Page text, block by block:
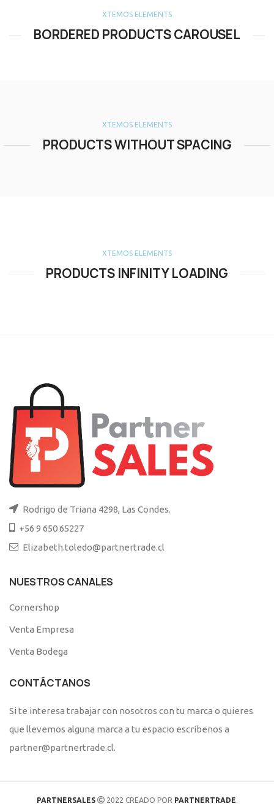
XTEMOS ELEMENTS
BORDERED PRODUCTS CAROUSEL
XTEMOS ELEMENTS
PRODUCTS WITHOUT SPACING
XTEMOS ELEMENTS
PRODUCTS INFINITY LOADING
Rodrigo de Triana 4298, Las Condes.
+56 9 650 65227
Elizabeth.toledo@partnertrade.cl
NUESTROS CANALES
Cornershop
Venta Empresa
Venta Bodega
CONTÁCTANOS
Si te interesa trabajar con nosotros con tu marca o quieres
que llevemos alguna marca a tu espacio escríbenos a
partner@partnertrade.cl.
PARTNERSALES 2022 CREADO POR PARTNERTRADE.